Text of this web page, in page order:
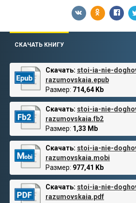
СКАЧАТЬ КНИГУ
Скачать: stoi-ia-nie-
razumovskaia.epub
Размер: 714,64 Kb
Скачать: stoi-ia-nie-
razumovskaia.fb2
Размер: 1,33 Mb
Скачать: stoi-ia-nie-
razumovskaia.mobi
Размер: 977,41 Kb
Скачать: stoi-ia-nie-
razumovskaia.pdf